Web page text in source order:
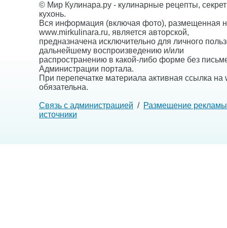
© Мир Кулинара.ру - кулинарные рецепты,
кухонь.
Вся информация (включая фото), размещенная
www.mirkulinara.ru, является авторской,
предназначена исключительно для личного
дальнейшему воспроизведению и/или
распространению в какой-либо форме без
Администрации портала.
При перепечатке материала активная ссылка на
обязательна.
Связь с администрацией / Размещение рекламы
источники